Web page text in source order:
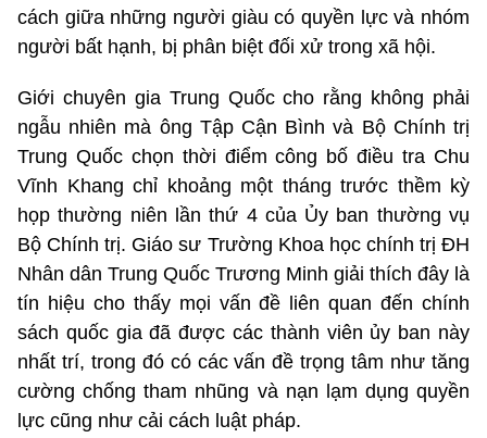
cách giữa những người giàu có quyền lực và nhóm
người bất hạnh, bị phân biệt đối xử trong xã hội.
Giới chuyên gia Trung Quốc cho rằng không phải
ngẫu nhiên mà ông Tập Cận Bình và Bộ Chính trị
Trung Quốc chọn thời điểm công bố điều tra Chu
Vĩnh Khang chỉ khoảng một tháng trước thềm kỳ
họp thường niên lần thứ 4 của Ủy ban thường vụ
Bộ Chính trị. Giáo sư Trường Khoa học chính trị ĐH
Nhân dân Trung Quốc Trương Minh giải thích đây là
tín hiệu cho thấy mọi vấn đề liên quan đến chính
sách quốc gia đã được các thành viên ủy ban này
nhất trí, trong đó có các vấn đề trọng tâm như tăng
cường chống tham nhũng và nạn lạm dụng quyền
lực cũng như cải cách luật pháp.